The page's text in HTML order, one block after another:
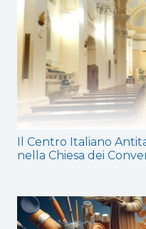
Il Centro Italiano
nella Chiesa dei